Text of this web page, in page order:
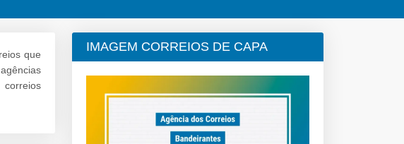
que
IMAGEM CORREIOS DE CAPA